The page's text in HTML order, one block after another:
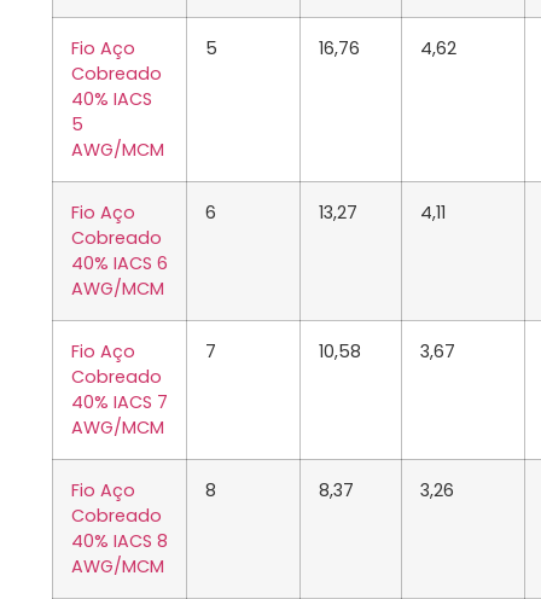
Fio Aço
Cobreado
40% IACS
5
AWG/MCM
5 16,76 4,62
Fio Aço
Cobreado
40% IACS 6
AWG/MCM
6 13,27 4,11
Fio Aço
Cobreado
40% IACS 7
AWG/MCM
7 10,58 3,67
Fio Aço
Cobreado
40% IACS 8
AWG/MCM
8 8,37 3,26